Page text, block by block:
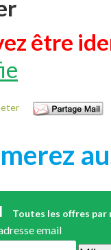
être
Toutes les offres
email